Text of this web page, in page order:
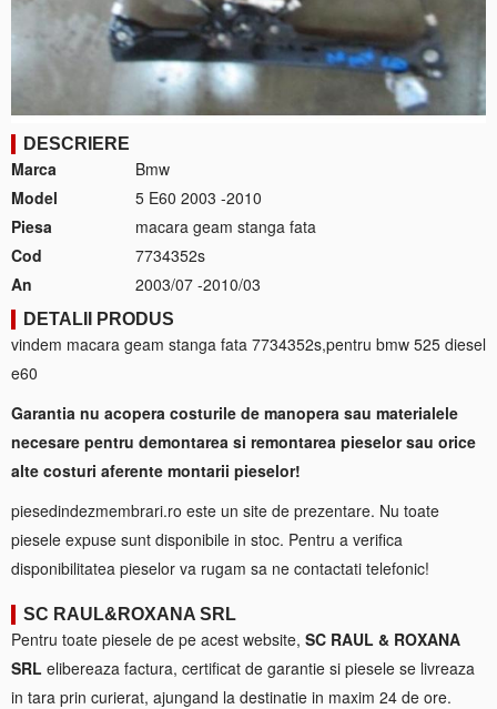
DESCRIERE
Marca
Bmw
Model
5 E60 2003 -2010
Piesa
macara geam stanga fata
Cod
7734352s
An
2003/07 -2010/03
DETALII PRODUS
vindem macara geam stanga fata 7734352s,pentru bmw 525 diesel
e60
Garantia nu acopera costurile de manopera sau materialele
necesare pentru demontarea si remontarea pieselor sau orice
alte costuri aferente montarii pieselor!
piesedindezmembrari.ro este un site de prezentare. Nu toate
piesele expuse sunt disponibile in stoc. Pentru a verifica
disponibilitatea pieselor va rugam sa ne contactati telefonic!
SC RAUL&ROXANA SRL
Pentru toate piesele de pe acest website, SC RAUL & ROXANA
SRL elibereaza factura, certificat de garantie si piesele se livreaza
in tara prin curierat, ajungand la destinatie in maxim 24 de ore.